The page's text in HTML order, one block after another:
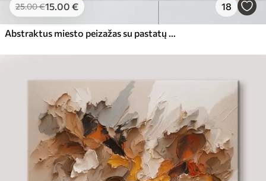
25.00€15.00 € 18
Abstraktus miesto peizažas su pastatų atspindžiais vandenyje, sukurtas neutraliais tonais su šiltų atspalvių akcentais